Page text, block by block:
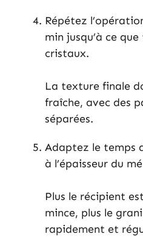
Répétez
min jusqu’à ce
cristaux.
La texture finale
fraîche, avec des
séparées.
Adaptez le temps
à l’épaisseur du
Plus le récipient
mince, plus le
rapidement et